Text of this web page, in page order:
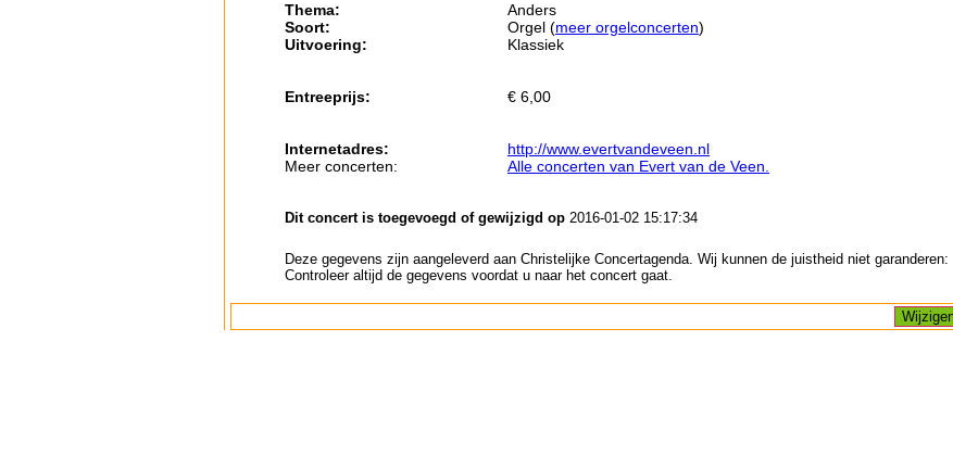
Thema:
Anders
Soort:
Orgel (meer orgelconcerten)
Uitvoering:
Klassiek
Entreeprijs: € 6,00
Internetadres:
http://www.evertvandeveen.nl
Meer concerten:
Alle concerten van Evert van de Veen.
Dit concert is toegevoegd of gewijzigd op 2016-01-02 15:17:34
Deze gegevens zijn aangeleverd aan Christelijke Concertagenda. Wij kunnen de juistheid niet garanderen:
Controleer altijd de gegevens voordat u naar het concert gaat.